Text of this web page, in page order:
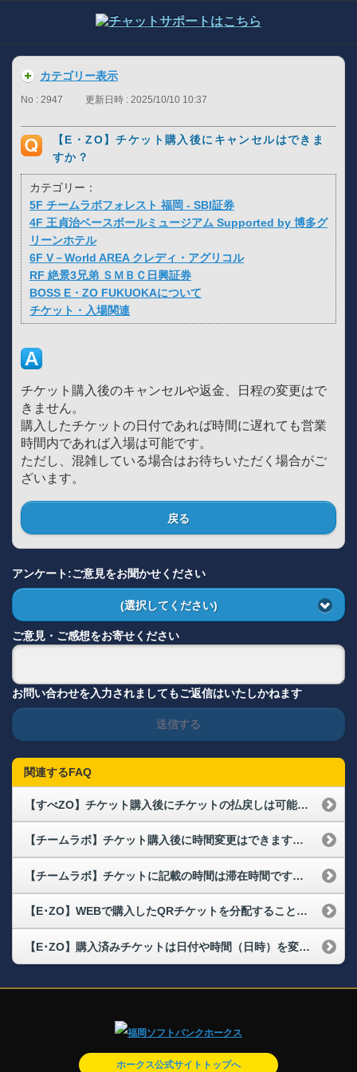
カテゴリー表示
No : 2947 更新日時 : 2025/10/10 10:37
【E・ZO】チケット購入後にキャンセルはできま
すか？
カテゴリー：
5F チームラボフォレスト 福岡 - SBI証券
4F 王貞治ベースボールミュージアム Supported by 博多グ
リーンホテル
6F V－World AREA クレディ・アグリコル
RF 絶景3兄弟 ＳＭＢＣ日興証券
BOSS E・ZO FUKUOKAについて
チケット・入場関連
チケット購入後のキャンセルや返金、日程の変更はで
きません。
購入したチケットの日付であれば時間に遅れても営業
時間内であれば入場は可能です。
ただし、混雑している場合はお待ちいただく場合がご
ざいます。
戻る
アンケート:ご意見をお聞かせください
(選択してください)
ご意見・ご感想をお寄せください
お問い合わせを入力されましてもご返信はいたしかねます
送信する
関連するFAQ
【すべZO】チケット購入後にチケットの払戻しは可能ですか？(※現地で怖くなった場合も含む)
【チームラボ】チケット購入後に時間変更はできますか？
【チームラボ】チケットに記載の時間は滞在時間ですか？
【E･ZO】WEBで購入したQRチケットを分配することはできますか？
【E･ZO】購入済みチケットは日付や時間（日時）を変更できますか？
ホークス公式サイトトップへ